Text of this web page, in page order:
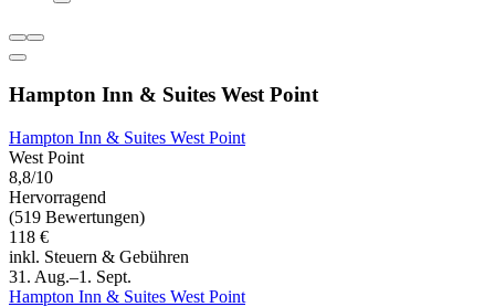
Hampton Inn & Suites West Point
Hampton Inn & Suites West Point
West Point
8,8/10
Hervorragend
(519 Bewertungen)
118 €
inkl. Steuern & Gebühren
31. Aug.–1. Sept.
Hampton Inn & Suites West Point